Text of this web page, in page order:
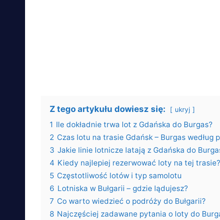
Z tego artykułu dowiesz się: ukryj
1 Ile dokładnie trwa lot z Gdańska do Burgas?
2 Czas lotu na trasie Gdańsk – Burgas według
3 Jakie linie lotnicze latają z Gdańska do
4 Kiedy najlepiej rezerwować loty na tej trasie?
5 Częstotliwość lotów i typ samolotu
6 Lotniska w Bułgarii – gdzie lądujesz?
7 Co warto wiedzieć o podróży do Bułgarii?
8 Najczęściej zadawane pytania o loty do